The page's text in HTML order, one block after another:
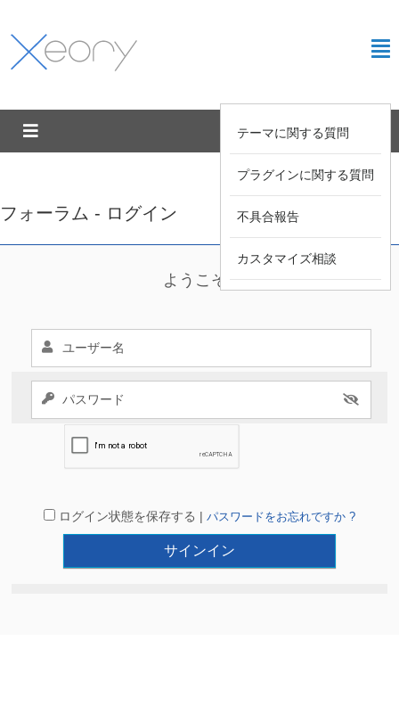
テーマに関する質問
プラグインに関する質問
不具合報告
カスタマイズ相談
フォーラム - ログイン
ようこそ !
ログイン状態を保存する | パスワードをお忘れですか ?